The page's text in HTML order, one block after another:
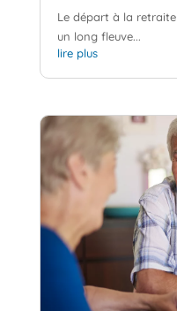
Le départ à la
un long fleuve...
lire plus